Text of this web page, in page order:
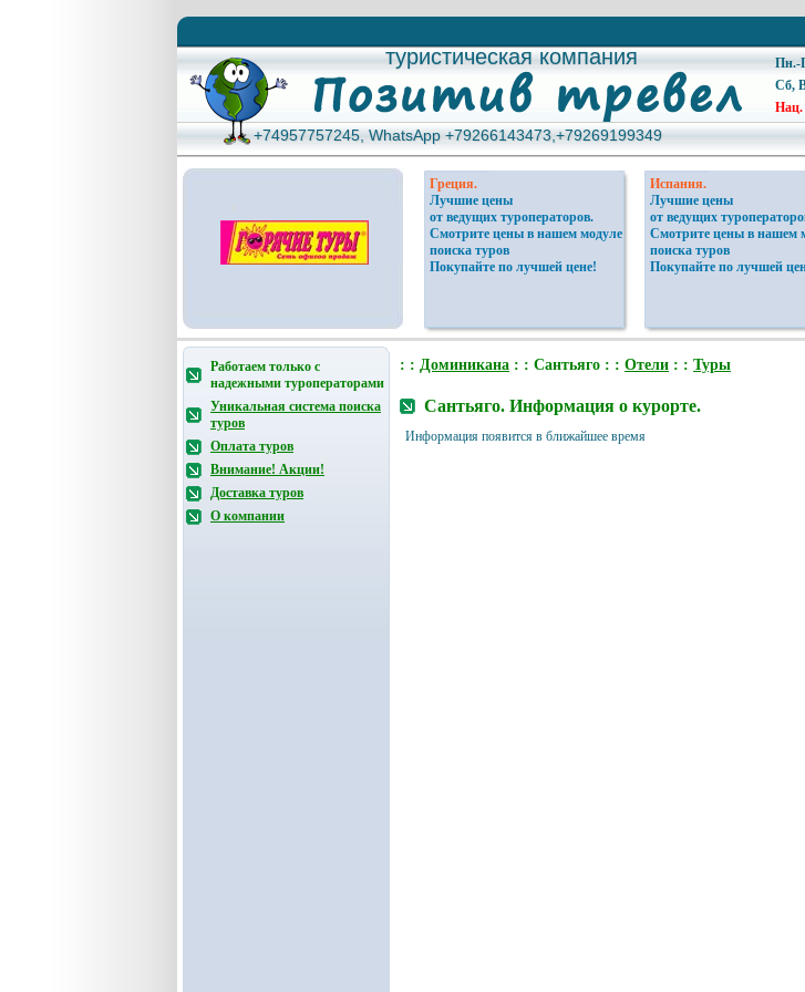
туристическая компания
туристическая компания
Пн.-
Сб,
+74957757245, WhatsApp +79266143473,+79269199349
+74957757245, WhatsApp +79266143473,+79269199349
Греция.
Лучшие цены
от ведущих туроператоров.
Смотрите цены в нашем модуле
поиска туров
Покупайте по лучшей цене!
Испания.
Лучшие цены
от ведущих
Смотрите цены в нашем
поиска туров
Покупайте по лучшей
Работаем только с
надежными туроператорами
Уникальная система поиска
туров
Оплата туров
Внимание! Акции!
Доставка туров
О компании
: : Доминикана : : Сантьяго : : Отели : : Туры
Сантьяго. Информация о курорте.
Информация появится в ближайшее время